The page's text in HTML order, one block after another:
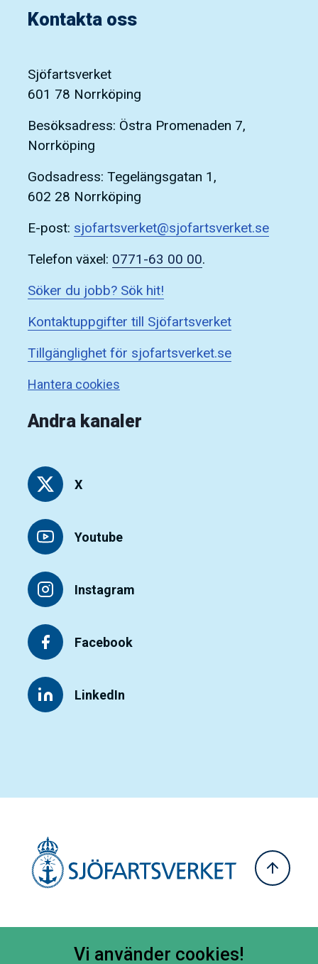
Kontakta oss
Sjöfartsverket
601 78 Norrköping
Besöksadress: Östra Promenaden 7,
Norrköping
Godsadress: Tegelängsgatan 1,
602 28 Norrköping
E-post: sjofartsverket@sjofartsverket.se
Telefon växel: 0771-63 00 00.
Söker du jobb? Sök hit!
Kontaktuppgifter till Sjöfartsverket
Tillgänglighet för sjofartsverket.se
Hantera cookies
Andra kanaler
X
Youtube
Instagram
Facebook
LinkedIn
Vi använder cookies!